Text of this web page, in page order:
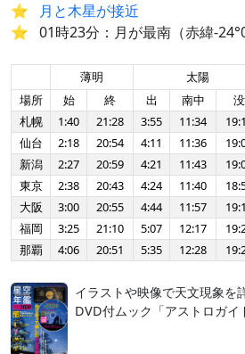
月と木星が接近
01時23分：月が最南（赤緯-
薄明 太陽
場所
始 終 出 南中 没
札幌
1:40 21:28 3:55 11:34
仙台
2:18 20:54 4:11 11:36
新潟
2:27 20:59 4:21 11:43
東京
2:38 20:43 4:24 11:40
大阪
3:00 20:55 4:44 11:57
福岡
3:25 21:10 5:07 12:17
那覇
4:06 20:51 5:35 12:28
イラストや映像で天文現象を
DVD付ムック「アストロガイ